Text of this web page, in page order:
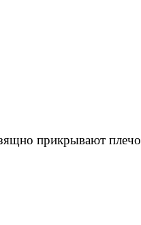
прикрывают плечо